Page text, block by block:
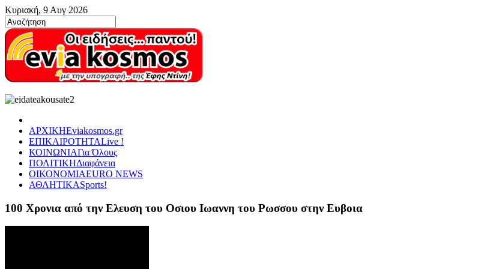
Κυριακή, 9 Αυγ 2026
ΑΡΧΙΚΗEviakosmos.gr
ΕΠΙΚΑΙΡΟΤΗΤΑLive !
ΚΟΙΝΩΝΙΑΓια Όλους
ΠΟΛΙΤΙΚΗΔιαφάνεια
ΟΙΚΟΝΟΜΙΑEURO NEWS
ΑΘΛΗΤΙΚΑSports!
100 Χρονια από την Ελευση του Οσιου Ιωαννη του Ρωσσου στην Ευβοια